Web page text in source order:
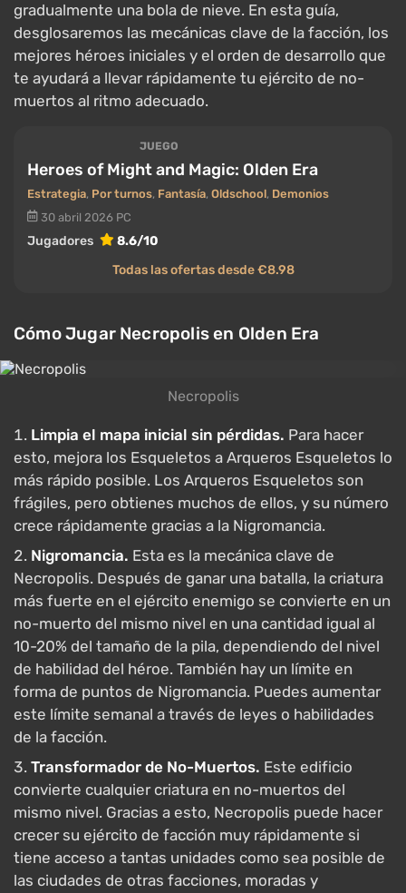
gradualmente una bola de nieve. En esta guía,
desglosaremos las mecánicas clave de la facción, los
mejores héroes iniciales y el orden de desarrollo que
te ayudará a llevar rápidamente tu ejército de no-
muertos al ritmo adecuado.
JUEGO
Heroes of Might and Magic: Olden Era
Estrategia, Por turnos, Fantasía, Oldschool, Demonios
30 abril 2026 PC
Jugadores
8.6/10
Todas las ofertas desde €8.98
Cómo Jugar Necropolis en Olden Era
Necropolis
Limpia el mapa inicial sin pérdidas. Para hacer
esto, mejora los Esqueletos a Arqueros Esqueletos lo
más rápido posible. Los Arqueros Esqueletos son
frágiles, pero obtienes muchos de ellos, y su número
crece rápidamente gracias a la Nigromancia.
Nigromancia. Esta es la mecánica clave de
Necropolis. Después de ganar una batalla, la criatura
más fuerte en el ejército enemigo se convierte en un
no-muerto del mismo nivel en una cantidad igual al
10-20% del tamaño de la pila, dependiendo del nivel
de habilidad del héroe. También hay un límite en
forma de puntos de Nigromancia. Puedes aumentar
este límite semanal a través de leyes o habilidades
de la facción.
Transformador de No-Muertos. Este edificio
convierte cualquier criatura en no-muertos del
mismo nivel. Gracias a esto, Necropolis puede hacer
crecer su ejército de facción muy rápidamente si
tiene acceso a tantas unidades como sea posible de
las ciudades de otras facciones, moradas y